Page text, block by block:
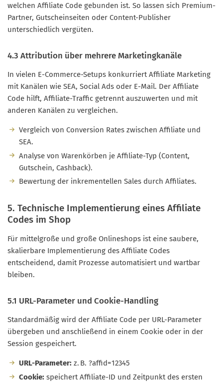
welchen Affiliate Code gebunden ist. So lassen sich Premium-
Partner, Gutscheinseiten oder Content-Publisher
unterschiedlich vergüten.
4.3 Attribution über mehrere Marketingkanäle
In vielen E-Commerce-Setups konkurriert Affiliate Marketing
mit Kanälen wie SEA, Social Ads oder E-Mail. Der Affiliate
Code hilft, Affiliate-Traffic getrennt auszuwerten und mit
anderen Kanälen zu vergleichen.
Vergleich von Conversion Rates zwischen Affiliate und
SEA.
Analyse von Warenkörben je Affiliate-Typ (Content,
Gutschein, Cashback).
Bewertung der inkrementellen Sales durch Affiliates.
5. Technische Implementierung eines Affiliate
Codes im Shop
Für mittelgroße und große Onlineshops ist eine saubere,
skalierbare Implementierung des Affiliate Codes
entscheidend, damit Prozesse automatisiert und wartbar
bleiben.
5.1 URL-Parameter und Cookie-Handling
Standardmäßig wird der Affiliate Code per URL-Parameter
übergeben und anschließend in einem Cookie oder in der
Session gespeichert.
URL-Parameter: z. B. ?affid=12345
Cookie: speichert Affiliate-ID und Zeitpunkt des ersten